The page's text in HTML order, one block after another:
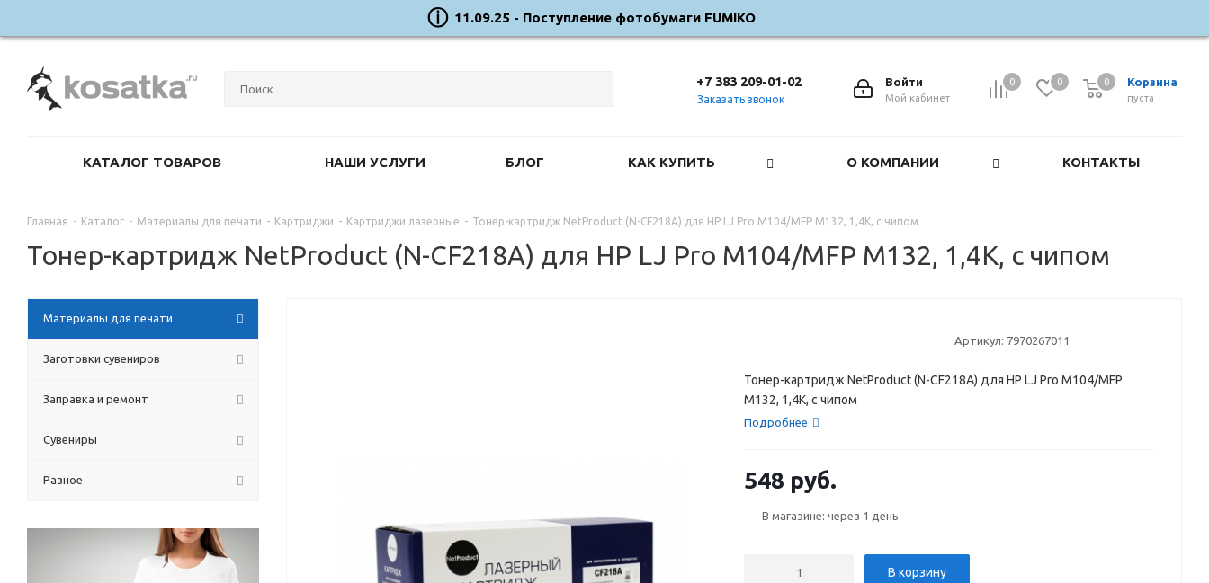
11.09.25 - Поступление фотобумаги FUMIKO
0 0 Корзина
0
пуста
0
Войти
Мой кабинет
+7 383 209-01-02
Заказать звонок
КАТАЛОГ ТОВАРОВ НАШИ УСЛУГИ БЛОГ КАК КУПИТЬ О КОМПАНИИ КОНТАКТЫ
Главная - Каталог - Материалы для печати - Картриджи - Картриджи лазерные - Тонер-картридж NetProduct (N-CF218A) для HP LJ Pro M104/MFP M132, 1,4K, с чипом
Тонер-картридж NetProduct (N-CF218A) для HP LJ Pro M104/MFP M132, 1,4K, с чипом
Артикул: 7970267011
Тонер-картридж NetProduct (N-CF218A) для HP LJ Pro M104/MFP
M132, 1,4K, с чипом
Подробнее
548 руб.
В магазине: через 1 день
В корзину
Материалы для печати
Заготовки сувениров
Заправка и ремонт
Сувениры
Разное